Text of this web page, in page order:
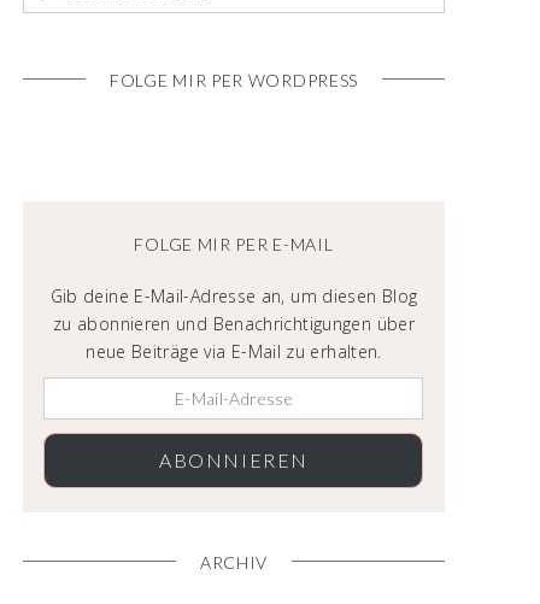
FOLGE MIR PER WORDPRESS
FOLGE MIR PER E-MAIL
Gib deine E-Mail-Adresse an, um diesen Blog
zu abonnieren und Benachrichtigungen über
neue Beiträge via E-Mail zu erhalten.
ABONNIEREN
ARCHIV